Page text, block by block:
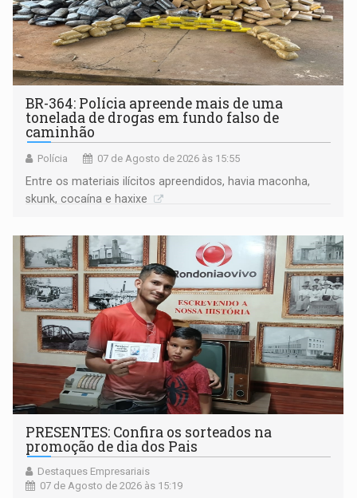
BR-364: Polícia apreende mais de uma
tonelada de drogas em fundo falso de
caminhão
Polícia 07 de Agosto de 2026 às 15:55
Entre os materiais ilícitos apreendidos, havia maconha,
skunk, cocaína e haxixe
PRESENTES: Confira os sorteados na
promoção de dia dos Pais
Destaques Empresariais
07 de Agosto de 2026 às 15:19